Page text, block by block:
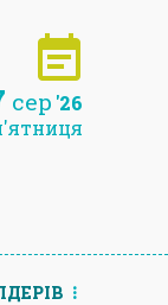
сер '26